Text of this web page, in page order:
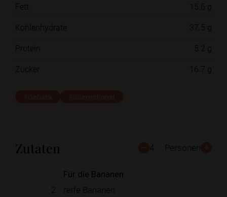
Fett
15.6 g
Kohlenhydrate
37.5 g
Protein
5.2 g
Zucker
16.7 g
Zutaten 4 Personen
Für die Bananen
2
reife Bananen